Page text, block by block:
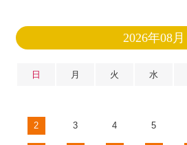
2026年08月
日 月 火 水
2 3 4 5